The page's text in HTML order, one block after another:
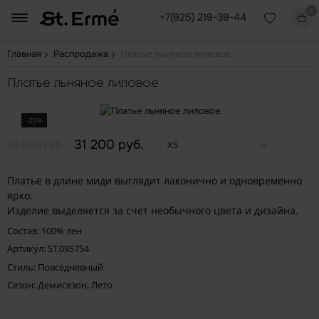
+7(925) 219-39-44
Главная Распродажа
Платье льняное лиловое
-20%
31 200 руб. XS
Платье в длине миди выглядит лаконично и одновременно
ярко.
Изделие выделяется за счет необычного цвета и дизайна.
Состав: 100% лен
Артикул: ST.095754
Стиль: Повседневный
Сезон: Демисезон, Лето